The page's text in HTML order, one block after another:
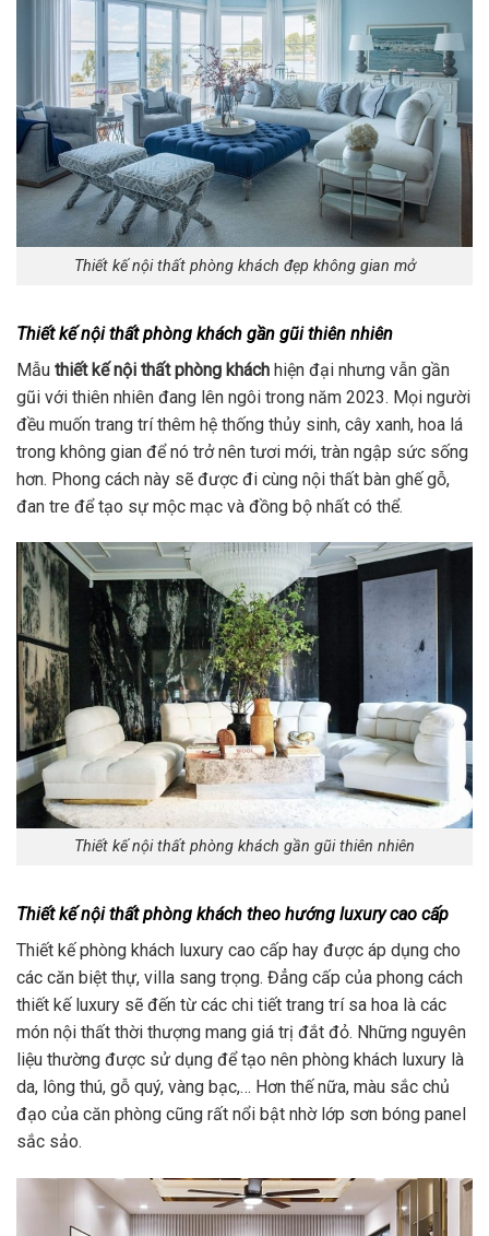
Thiết kế nội thất phòng khách đẹp không gian mở
Thiết kế nội thất phòng khách gần gũi thiên nhiên
Mẫu thiết kế nội thất phòng khách hiện đại nhưng vẫn gần
gũi với thiên nhiên đang lên ngôi trong năm 2023. Mọi người
đều muốn trang trí thêm hệ thống thủy sinh, cây xanh, hoa lá
trong không gian để nó trở nên tươi mới, tràn ngập sức sống
hơn. Phong cách này sẽ được đi cùng nội thất bàn ghế gỗ,
đan tre để tạo sự mộc mạc và đồng bộ nhất có thể.
Thiết kế nội thất phòng khách gần gũi thiên nhiên
Thiết kế nội thất phòng khách theo hướng luxury cao cấp
Thiết kế phòng khách luxury cao cấp hay được áp dụng cho
các căn biệt thự, villa sang trọng. Đẳng cấp của phong cách
thiết kế luxury sẽ đến từ các chi tiết trang trí sa hoa là các
món nội thất thời thượng mang giá trị đắt đỏ. Những nguyên
liệu thường được sử dụng để tạo nên phòng khách luxury là
da, lông thú, gỗ quý, vàng bạc,… Hơn thế nữa, màu sắc chủ
đạo của căn phòng cũng rất nổi bật nhờ lớp sơn bóng panel
sắc sảo.